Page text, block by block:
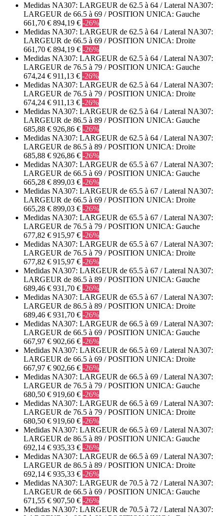
Medidas NA307: LARGEUR de 62.5 à 64 / Lateral NA307:
LARGEUR de 66.5 à 69 / POSITION UNICA: Gauche
661,70 € 894,19 € -26%
Medidas NA307: LARGEUR de 62.5 à 64 / Lateral NA307:
LARGEUR de 66.5 à 69 / POSITION UNICA: Droite
661,70 € 894,19 € -26%
Medidas NA307: LARGEUR de 62.5 à 64 / Lateral NA307:
LARGEUR de 76.5 à 79 / POSITION UNICA: Gauche
674,24 € 911,13 € -26%
Medidas NA307: LARGEUR de 62.5 à 64 / Lateral NA307:
LARGEUR de 76.5 à 79 / POSITION UNICA: Droite
674,24 € 911,13 € -26%
Medidas NA307: LARGEUR de 62.5 à 64 / Lateral NA307:
LARGEUR de 86.5 à 89 / POSITION UNICA: Gauche
685,88 € 926,86 € -26%
Medidas NA307: LARGEUR de 62.5 à 64 / Lateral NA307:
LARGEUR de 86.5 à 89 / POSITION UNICA: Droite
685,88 € 926,86 € -26%
Medidas NA307: LARGEUR de 65.5 à 67 / Lateral NA307:
LARGEUR de 66.5 à 69 / POSITION UNICA: Gauche
665,28 € 899,03 € -26%
Medidas NA307: LARGEUR de 65.5 à 67 / Lateral NA307:
LARGEUR de 66.5 à 69 / POSITION UNICA: Droite
665,28 € 899,03 € -26%
Medidas NA307: LARGEUR de 65.5 à 67 / Lateral NA307:
LARGEUR de 76.5 à 79 / POSITION UNICA: Gauche
677,82 € 915,97 € -26%
Medidas NA307: LARGEUR de 65.5 à 67 / Lateral NA307:
LARGEUR de 76.5 à 79 / POSITION UNICA: Droite
677,82 € 915,97 € -26%
Medidas NA307: LARGEUR de 65.5 à 67 / Lateral NA307:
LARGEUR de 86.5 à 89 / POSITION UNICA: Gauche
689,46 € 931,70 € -26%
Medidas NA307: LARGEUR de 65.5 à 67 / Lateral NA307:
LARGEUR de 86.5 à 89 / POSITION UNICA: Droite
689,46 € 931,70 € -26%
Medidas NA307: LARGEUR de 66.5 à 69 / Lateral NA307:
LARGEUR de 66.5 à 69 / POSITION UNICA: Gauche
667,97 € 902,66 € -26%
Medidas NA307: LARGEUR de 66.5 à 69 / Lateral NA307:
LARGEUR de 66.5 à 69 / POSITION UNICA: Droite
667,97 € 902,66 € -26%
Medidas NA307: LARGEUR de 66.5 à 69 / Lateral NA307:
LARGEUR de 76.5 à 79 / POSITION UNICA: Gauche
680,50 € 919,60 € -26%
Medidas NA307: LARGEUR de 66.5 à 69 / Lateral NA307:
LARGEUR de 76.5 à 79 / POSITION UNICA: Droite
680,50 € 919,60 € -26%
Medidas NA307: LARGEUR de 66.5 à 69 / Lateral NA307:
LARGEUR de 86.5 à 89 / POSITION UNICA: Gauche
692,14 € 935,33 € -26%
Medidas NA307: LARGEUR de 66.5 à 69 / Lateral NA307:
LARGEUR de 86.5 à 89 / POSITION UNICA: Droite
692,14 € 935,33 € -26%
Medidas NA307: LARGEUR de 70.5 à 72 / Lateral NA307:
LARGEUR de 66.5 à 69 / POSITION UNICA: Gauche
671,55 € 907,50 € -26%
Medidas NA307: LARGEUR de 70.5 à 72 / Lateral NA307: